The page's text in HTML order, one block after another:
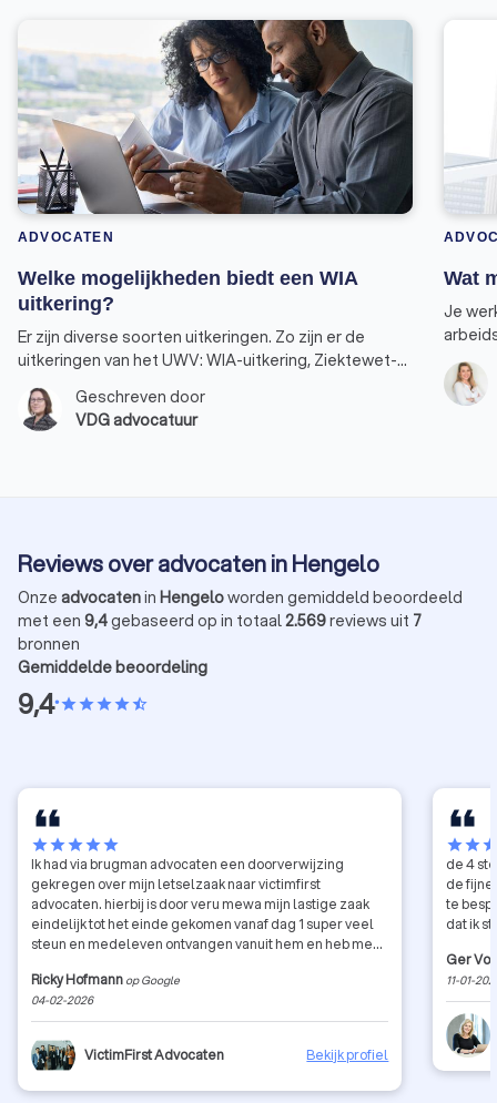
ADVOCATEN
Welke mogelijkheden biedt een WIA
uitkering?
Er zijn diverse soorten uitkeringen. Zo zijn er de
uitkeringen van het UWV: WIA-uitkering, Ziektewet-
uitkering, Wajong, WW, en een uitkering van de
gemeente: bijstandsuitkering.
Geschreven door
VDG advocatuur
Wat
Je
voor
snel
Moet
Reviews over advocaten in Hengelo
Onze advocatenin Hengeloworden gemiddeld beoordeeld
met een 9,4gebaseerd op in totaal2.569reviews uit 7
bronnen
Gemiddelde beoordeling
9,4•starstarstarstarstar_half
starstarstarstarstar
Ik had via brugman advocaten een doorverwijzing
gekregen over mijn letselzaak naar victimfirst
advocaten. hierbij is door veru mewa mijn lastige zaak
eindelijk tot het einde gekomen vanaf dag 1 super veel
steun en medeleven ontvangen vanuit hem en heb me
stap 1 tot de laatste stap bij een ander advocaat zou mijn
zaak mischien jaren lang geduurt hebben of zelf niet tot
einde zaak komen. Ik ben veru mewa erg dankbaar voor
zijn medewerking en hulp ik raad jullie zeker hun
advocaten kantoor aan voor al u zaken
Ricky Hofmann op Google
04-02-2026
VictimFirst Advocaten Bekijk profiel
starstar
de 4
de fijne
te
dat ik
Ger Vos
11-01-